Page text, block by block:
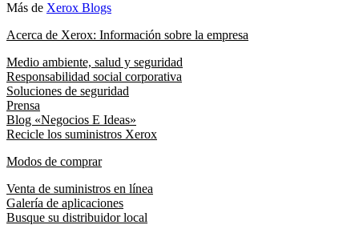
Más de Xerox Blogs
Acerca de Xerox: Información sobre la empresa
Medio ambiente, salud y seguridad
Responsabilidad social corporativa
Soluciones de seguridad
Prensa
Blog «Negocios E Ideas»
Recicle los suministros Xerox
Modos de comprar
Venta de suministros en línea
Galería de aplicaciones
Busque su distribuidor local